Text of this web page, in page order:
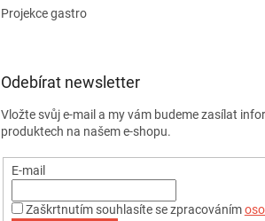
Projekce gastro
Odebírat newsletter
Vložte svůj e-mail a my vám budeme zasílat
produktech na našem e-shopu.
E-mail
Zaškrtnutím souhlasíte se zpracováním